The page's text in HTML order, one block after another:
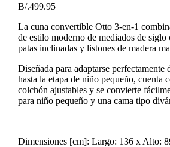
B/.499.95
La cuna convertible Otto 3-en-1
de estilo moderno de mediados de siglo
patas inclinadas y listones de madera
Diseñada para adaptarse perfectamente
hasta la etapa de niño pequeño, cuenta
colchón ajustables y se convierte
para niño pequeño y una cama tipo
Dimensiones [cm]: Largo: 136 x Alto: